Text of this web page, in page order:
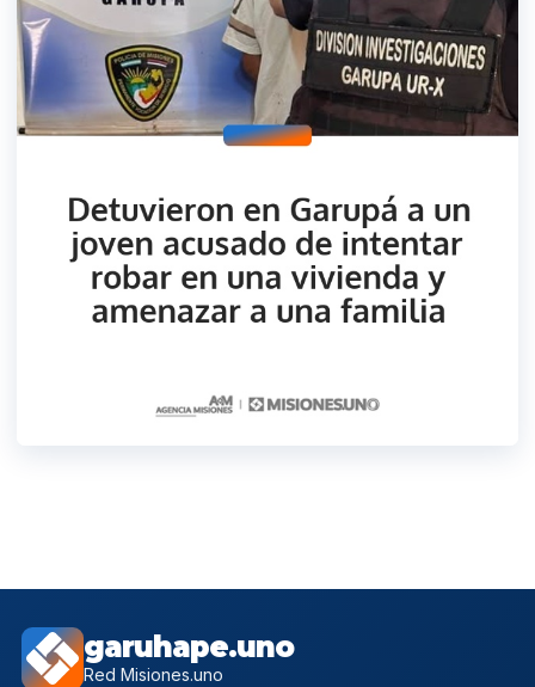
garuhape.uno
Red Misiones.uno